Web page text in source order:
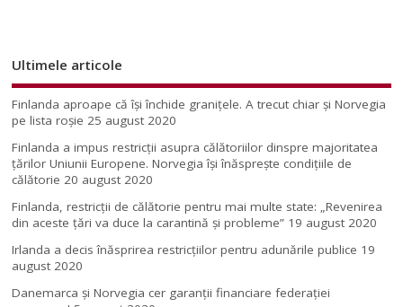
Ultimele articole
Finlanda aproape că își închide granițele. A trecut chiar și Norvegia
pe lista roșie 25 august 2020
Finlanda a impus restricţii asupra călătoriilor dinspre majoritatea
ţărilor Uniunii Europene. Norvegia își înăsprește condițiile de
călătorie 20 august 2020
Finlanda, restricţii de călătorie pentru mai multe state: „Revenirea
din aceste ţări va duce la carantină şi probleme” 19 august 2020
Irlanda a decis înăsprirea restricțiilor pentru adunările publice 19
august 2020
Danemarca și Norvegia cer garanții financiare federației